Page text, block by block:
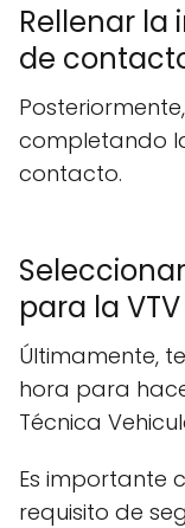
Rellenar la
de
completando
contacto.
para la VTV
Últimamente,
hora para
Técnica
Es importante
requisito de